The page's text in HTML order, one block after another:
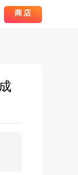
商店